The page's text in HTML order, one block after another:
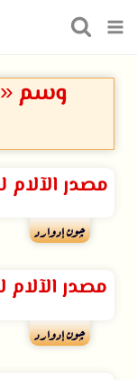
وسم
مصدر الآلام
چون إدوارد
مصدر
چون إدوارد